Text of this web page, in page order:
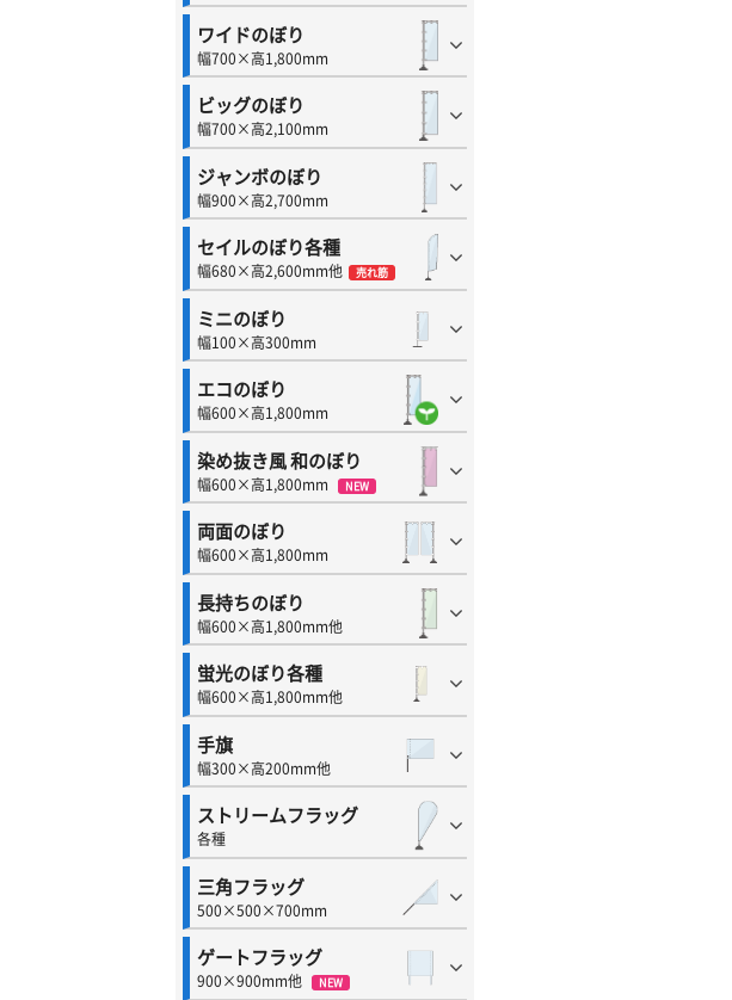
ワイドのぼり
幅700×高1,800mm
ビッグのぼり
幅700×高2,100mm
ジャンボのぼり
幅900×高2,700mm
セイルのぼり各種
幅680×高2,600mm他 売れ筋
ミニのぼり
幅100×高300mm
エコのぼり
幅600×高1,800mm
染め抜き風 和のぼり
幅600×高1,800mm NEW
両面のぼり
幅600×高1,800mm
長持ちのぼり
幅600×高1,800mm他
蛍光のぼり各種
幅600×高1,800mm他
手旗
幅300×高200mm他
ストリームフラッグ
各種
三角フラッグ
500×500×700mm
ゲートフラッグ
900×900mm他 NEW